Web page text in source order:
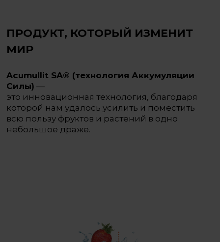
ПРОДУКТ, КОТОРЫЙ ИЗМЕНИТ
МИР
Acumullit SA® (технология Аккумуляции
Силы) —
это инновационная технология, благодаря
которой нам удалось усилить и поместить
всю пользу фруктов и растений в одно
небольшое драже.